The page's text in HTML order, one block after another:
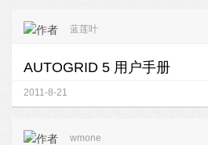
蓝莲叶
AUTOGRID 5 用户手册
2011-8-21
wmone